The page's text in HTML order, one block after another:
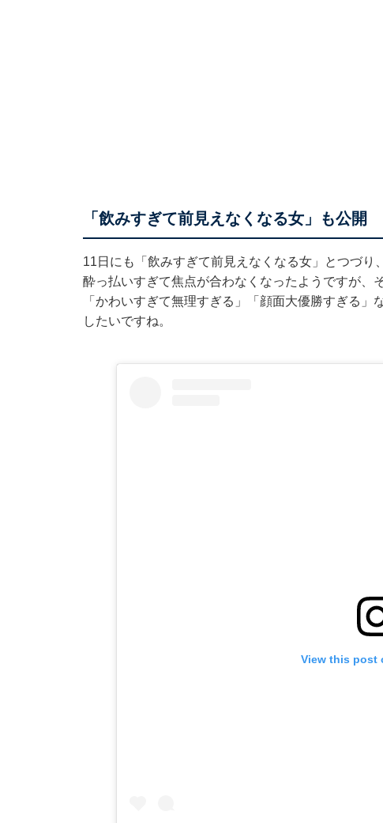
「飲みすぎて前見えなくなる女」も公開
11日にも「飲みすぎて前見えなくなる女」とつづり
酔っ払いすぎて焦点が合わなくなったようですが、
「かわいすぎて無理すぎる」「顔面大優勝すぎる
したいですね。
View this post